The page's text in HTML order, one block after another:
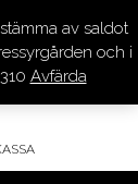
av saldot
och i
Avfärda